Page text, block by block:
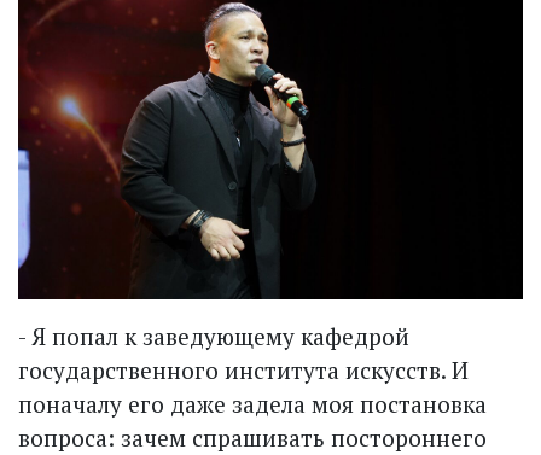
- Я попал к заведующему кафедрой
государственного института искусств. И
поначалу его даже задела моя постановка
вопроса: зачем спрашивать постороннего